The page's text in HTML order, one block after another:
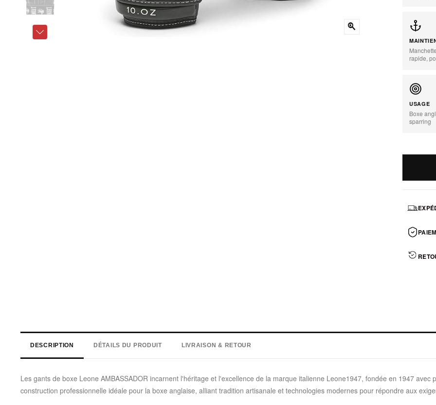
zoom_in
rapide,
USAGE
Boxe
sparring
DESCRIPTION DÉTAILS DU PRODUIT LIVRAISON & RETOUR
Les gants de boxe Leone AMBASSADOR incarnent l'héritage et l'excellence de la marque italienne Leone1947, fondée en 1947
construction professionnelle idéale pour la boxe anglaise, alliant tradition artisanale et technologies modernes pour répondre aux